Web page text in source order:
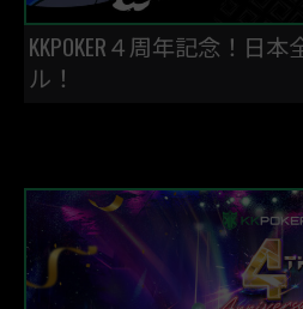
KKPOKER４周年記念！日
ル！